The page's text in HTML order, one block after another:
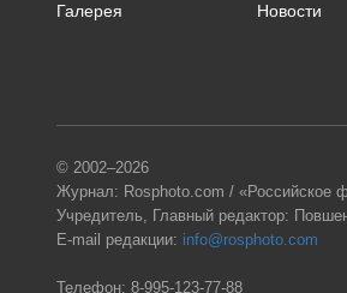
Галерея
Новости
© 2002–2026
Журнал: Rosphoto.com / «Российское
Учредитель, Главный редактор:
E-mail редакции: info@rosphoto.com
Телефон: 8-995-123-77-88